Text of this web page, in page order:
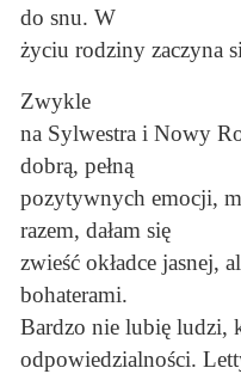
do snu. W
życiu rodziny zaczyna
Zwykle
na Sylwestra i Nowy
dobrą, pełną
pozytywnych emocji,
razem, dałam się
zwieść okładce jasnej,
bohaterami.
Bardzo nie lubię ludzi,
odpowiedzialności.